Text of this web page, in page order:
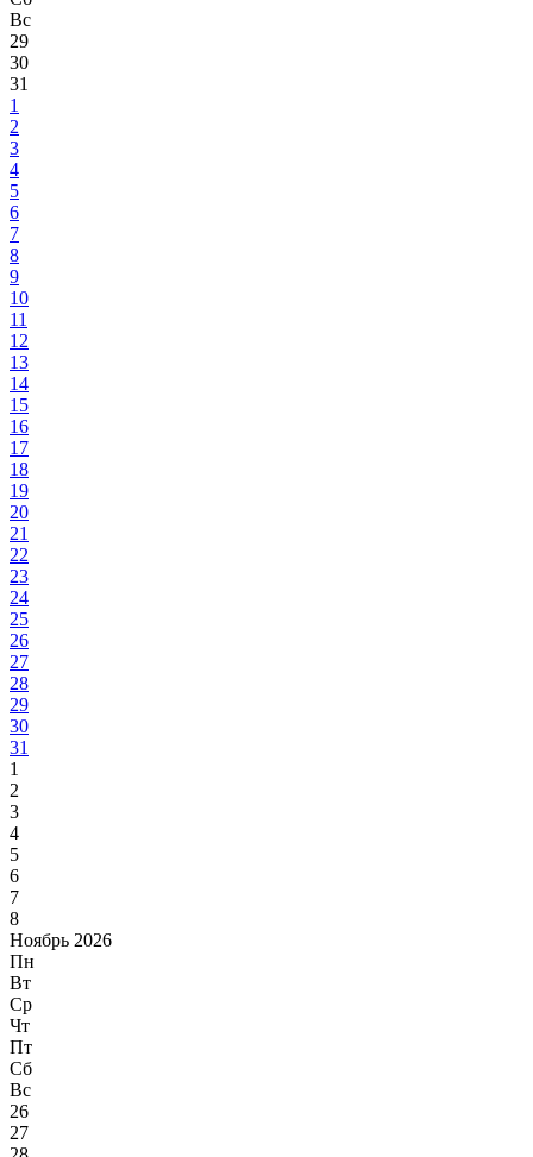
Вс
29
30
31
1
2
3
4
5
6
7
8
9
10
11
12
13
14
15
16
17
18
19
20
21
22
23
24
25
26
27
28
29
30
31
1
2
3
4
5
6
7
8
Ноябрь 2026
Пн
Вт
Ср
Чт
Пт
Сб
Вс
26
27